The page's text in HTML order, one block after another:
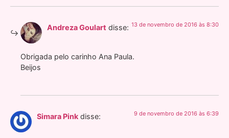
Andreza Goulart disse: 13 de novembro de 2016 às 8:30
Obrigada pelo carinho Ana Paula.
Beijos
Simara Pink disse: 9 de novembro de 2016 às 6:39